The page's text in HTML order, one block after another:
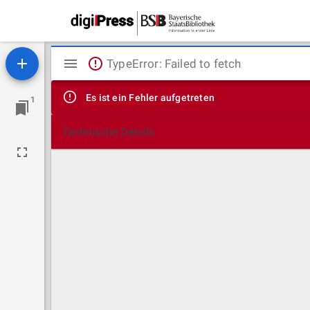
1
Mirador
Viewer
TypeError: Failed to fetch
Es ist ein Fehler aufgetreten
Technische Details